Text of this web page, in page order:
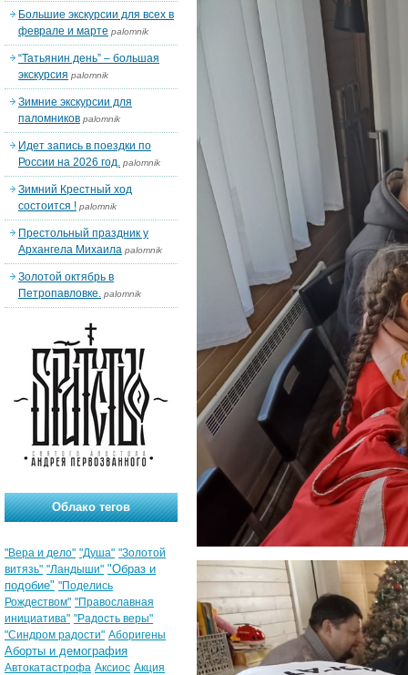
Большие экскурсии для всех в
феврале и марте palomnik
“Татьянин день” – большая
экскурсия palomnik
Зимние экскурсии для
паломников palomnik
Идет запись в поездки по
России на 2026 год. palomnik
Зимний Крестный ход
состоится ! palomnik
Престольный праздник у
Архангела Михаила palomnik
Золотой октябрь в
Петропавловке. palomnik
Облако тегов
"Вера и дело" "Душа" "Золотой
витязь" "Ландыши" "Образ и
подобие" "Поделись
Рождеством" "Православная
инициатива" "Радость веры"
"Синдром радости" Аборигены
Аборты и демография
Автокатастрофа Аксиос Акция